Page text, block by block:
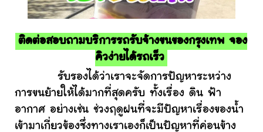
ติดต่อสอบถามบริการรถรับจ้างขนของกรุงเทพ จอง
คิวง่ายได้รถเร็ว
รับรองได้ว่าเราจะจัดการปัญหาระหว่าง
การขนย้ายให้ได้มากที่สุดครับ ทั้งเรื่อง ดิน ฟ้า
อากาศ อย่างเช่น ช่วงฤดูฝนที่จะมีปัญหาเรื่องของน้ำ
เข้ามาเกี่ยวข้องซึ่งทางเราเองก็เป็นปัญหาที่ค่อนข้าง